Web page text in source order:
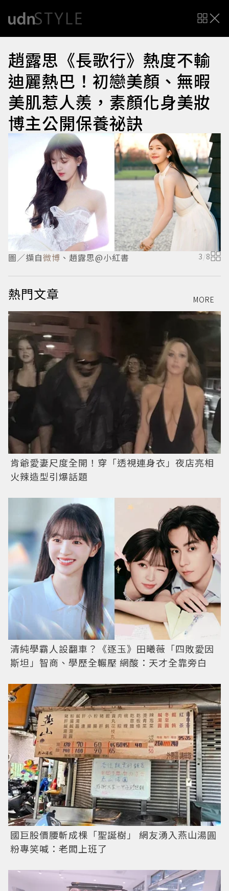
趙露思《長歌行》熱度不輸
迪麗熱巴！初戀美顏、無暇
美肌惹人羨，素顏化身美妝
博主公開保養祕訣
圖／擷自微博 、趙露思@小紅書 3/8
熱門文章 MORE
肯爺愛妻尺度全開！穿「透視連身衣」夜店亮相
火辣造型引爆話題
清純學霸人設翻車？《逐玉》田曦薇「四敗愛因
斯坦」智商、學歷全輾壓 網酸：天才全靠旁白
國巨股價腰斬成棵「聖誕樹」 網友湧入燕山湯圓
粉專笑喊：老闆上班了